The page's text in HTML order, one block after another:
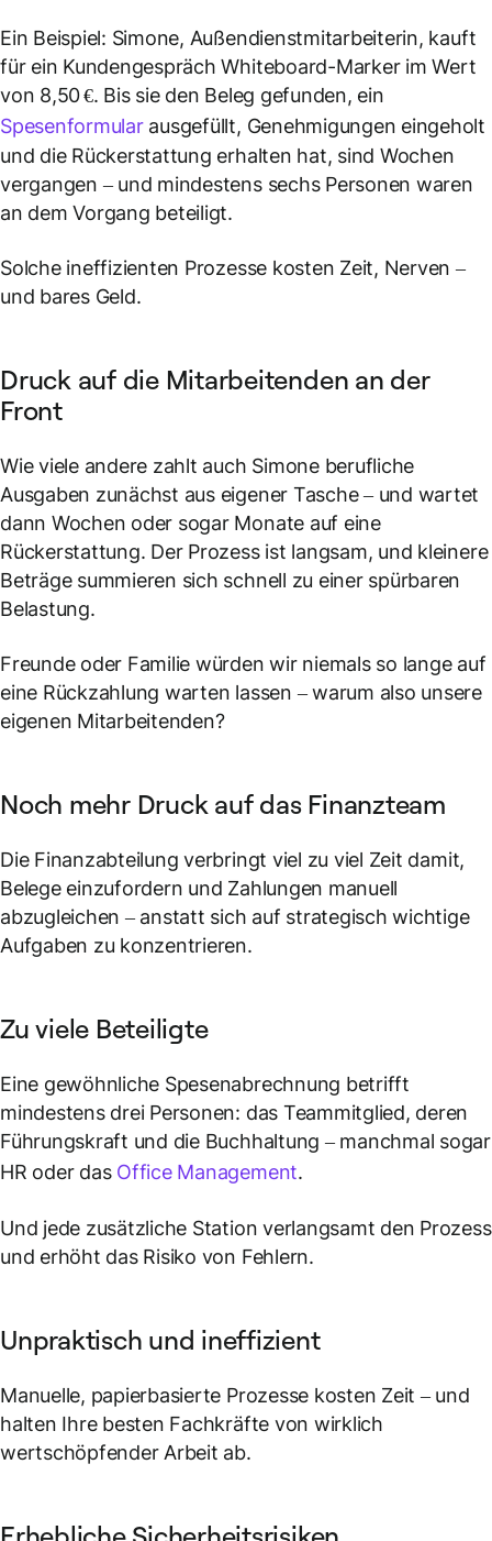
Ein Beispiel: Simone, Außendienstmitarbeiterin, kauft
für ein Kundengespräch Whiteboard-Marker im Wert
von 8,50 €. Bis sie den Beleg gefunden, ein
Spesenformularausgefüllt, Genehmigungen eingeholt
und die Rückerstattung erhalten hat, sind Wochen
vergangen – und mindestens sechs Personen waren
an dem Vorgang beteiligt.
Solche ineffizienten Prozesse kosten Zeit, Nerven –
und bares Geld.
Druck auf die Mitarbeitenden an der
Front
Wie viele andere zahlt auch Simone berufliche
Ausgaben zunächst aus eigener Tasche – und wartet
dann Wochen oder sogar Monate auf eine
Rückerstattung. Der Prozess ist langsam, und kleinere
Beträge summieren sich schnell zu einer spürbaren
Belastung.
Freunde oder Familie würden wir niemals so lange auf
eine Rückzahlung warten lassen – warum also unsere
eigenen Mitarbeitenden?
Noch mehr Druck auf das Finanzteam
Die Finanzabteilung verbringt viel zu viel Zeit damit,
Belege einzufordern und Zahlungen manuell
abzugleichen – anstatt sich auf strategisch wichtige
Aufgaben zu konzentrieren.
Zu viele Beteiligte
Eine gewöhnliche Spesenabrechnung betrifft
mindestens drei Personen: das Teammitglied, deren
Führungskraft und die Buchhaltung – manchmal sogar
HR oder das Office Management.
Und jede zusätzliche Station verlangsamt den Prozess
und erhöht das Risiko von Fehlern.
Unpraktisch und ineffizient
Manuelle, papierbasierte Prozesse kosten Zeit – und
halten Ihre besten Fachkräfte von wirklich
wertschöpfender Arbeit ab.